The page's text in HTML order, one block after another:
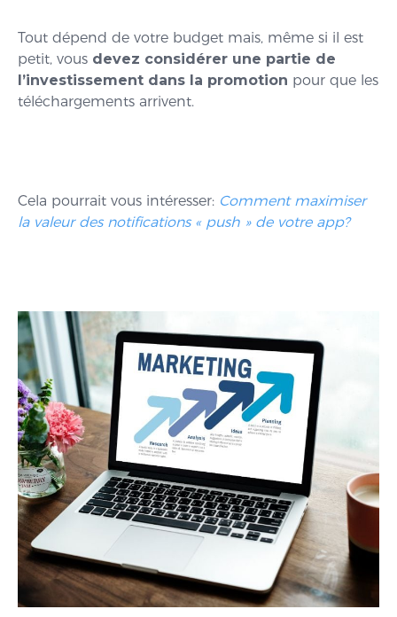
Tout dépend de votre budget mais, même si il est
petit, vous devez considérer une partie de
l’investissement dans la promotion pour que les
téléchargements arrivent.
Cela pourrait vous intéresser: Comment maximiser
la valeur des notifications « push » de votre app?